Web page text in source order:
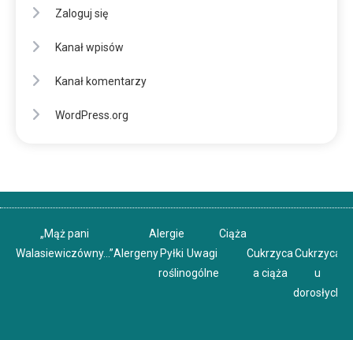
Zaloguj się
Kanał wpisów
Kanał komentarzy
WordPress.org
„Mąż pani
Walasiewiczówny…”
Alergie
Alergeny Pyłki
roślin
Uwagi
ogólne
Ciąża
Cukrzyca
a ciąża
Cukrzyca
u
dorosłych